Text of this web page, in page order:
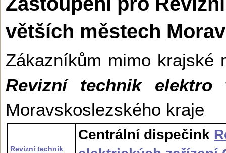
větších městech
Zákazníkům mimo krajské
Revizní technik elektro
Moravskoslezské­ho kraje
Revizní technik
Centrální dispečink